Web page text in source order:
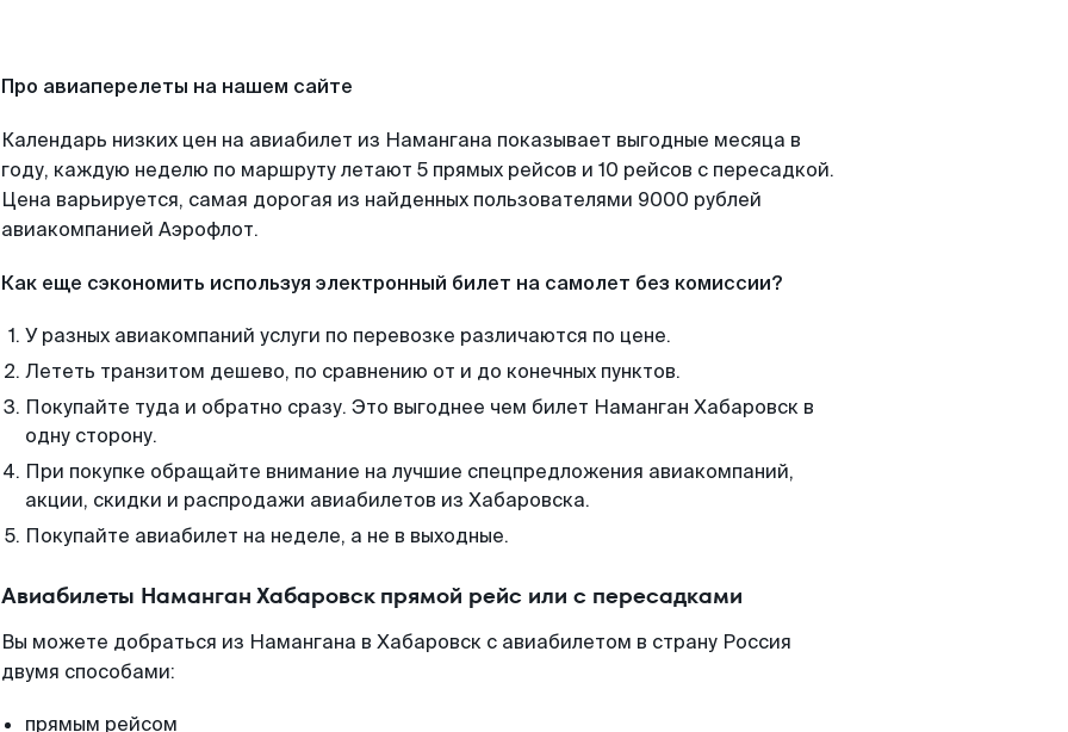
Про авиаперелеты на нашем сайте
Календарь низких цен на авиабилет из Намангана показывает выгодные месяца в
году, каждую неделю по маршруту летают 5 прямых рейсов и 10 рейсов с пересадкой.
Цена варьируется, самая дорогая из найденных пользователями 9000 рублей
авиакомпанией Аэрофлот.
Как еще сэкономить используя электронный билет на самолет без комиссии?
У разных авиакомпаний услуги по перевозке различаются по цене.
Лететь транзитом дешево, по сравнению от и до конечных пунктов.
Покупайте туда и обратно сразу. Это выгоднее чем билет Наманган Хабаровск в
одну сторону.
При покупке обращайте внимание на лучшие спецпредложения авиакомпаний,
акции, скидки и распродажи авиабилетов из Хабаровска.
Покупайте авиабилет на неделе, а не в выходные.
Авиабилеты Наманган Хабаровск прямой рейс или с пересадками
Вы можете добраться из Намангана в Хабаровск с авиабилетом в страну Россия
двумя способами:
прямым рейсом